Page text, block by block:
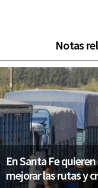
Notas
En Santa Fe
mejorar las rutas y